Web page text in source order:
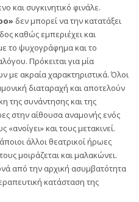
και συγκινητικό φινάλε.
δεν μπορεί να την κατατάξει
καθώς εμπεριέχει και
το ψυχογράφημα και το
Πρόκειται για μία
με ακραία χαρακτηριστικά. Όλοι
διαταραχή και αποτελούν
της συνάντησης και της
στην αίθουσα αναμονής ενός
και τους μετακινεί.
άλλοι θεατρικοί ήρωες
μοιράζεται και μαλακώνει.
από την αρχική ασυμβατότητα
κατάσταση της